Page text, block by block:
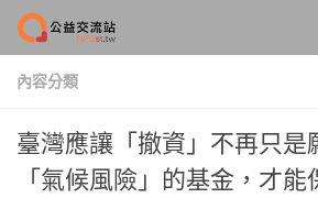
Skip to content
內容分類
臺灣應讓「撤資」不再只
「氣候風險」的基金，才